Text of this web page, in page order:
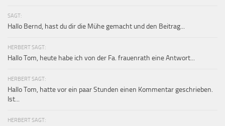
SAGT:
Hallo Bernd, hast du dir die Mühe gemacht und den Beitrag...
HERBERT SAGT:
Hallo Tom, heute habe ich von der Fa. frauenrath eine Antwort...
HERBERT SAGT:
Hallo Tom, hatte vor ein paar Stunden einen Kommentar geschrieben.
Ist...
HERBERT SAGT: